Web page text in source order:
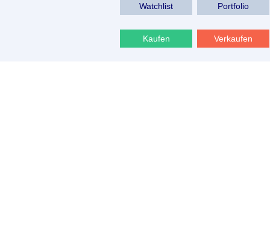
Watchlist Portfolio
Kaufen Verkaufen